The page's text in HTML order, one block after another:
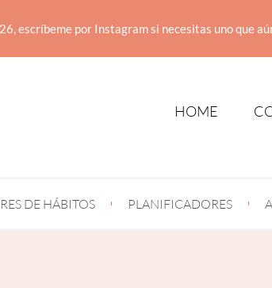
escríbeme por Instagram si necesitas uno que
HOME
DE HÁBITOS PLANIFICADORES